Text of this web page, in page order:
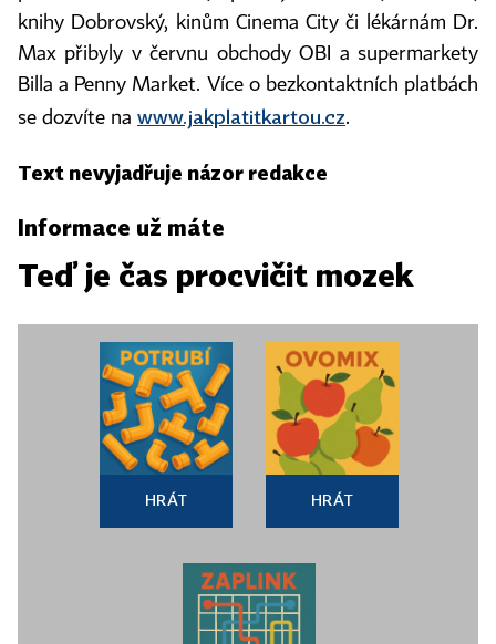
knihy Dobrovský, kinům Cinema City či lékárnám Dr.
Max přibyly v červnu obchody OBI a supermarkety
Billa a Penny Market. Více o bezkontaktních platbách
se dozvíte na www.jakplatitkartou.cz.
Text nevyjadřuje názor redakce
Informace už máte
Teď je čas procvičit mozek
HRÁT HRÁT